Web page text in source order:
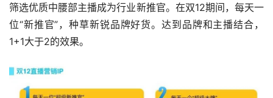
筛选优质中腰部主播成为行业新推官。在双12期间，每天一
位“新推官”，种草新锐品牌好货。达到品牌和主播结合，
1+1大于2的效果。